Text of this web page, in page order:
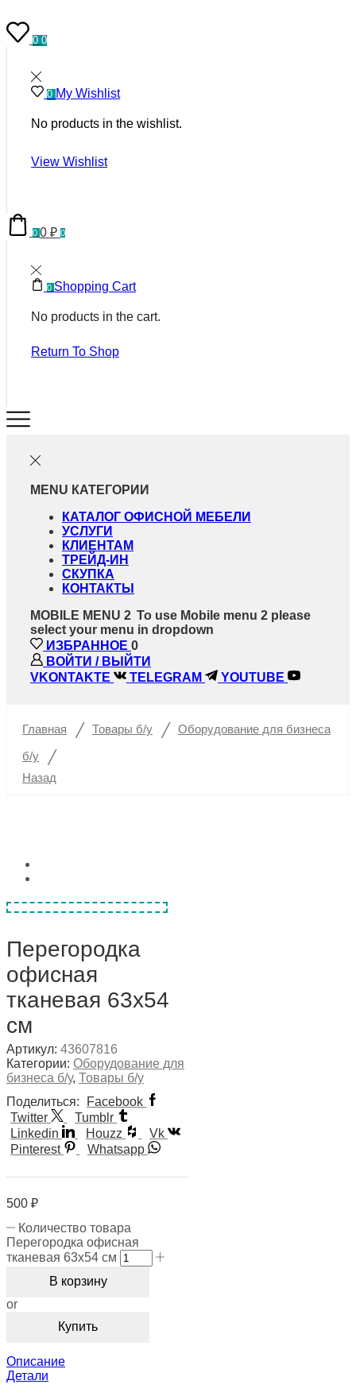
0 0
0 My Wishlist
No products in the wishlist.
View Wishlist
0 0 ₽ 0
0 Shopping Cart
No products in the cart.
Return To Shop
MENU КАТЕГОРИИ
КАТАЛОГ ОФИСНОЙ МЕБЕЛИ
УСЛУГИ
КЛИЕНТАМ
ТРЕЙД-ИН
СКУПКА
КОНТАКТЫ
MOBILE MENU 2 To use Mobile menu 2 please
select your menu in dropdown
ИЗБРАННОЕ 0
ВОЙТИ / ВЫЙТИ
VKONTAKTE
TELEGRAM YOUTUBE
Главная / Товары б/у / Оборудование для бизнеса
б/у
/
Назад
Перегородка
офисная
тканевая 63х54
см
Артикул: 43607816
Категории: Оборудование для
бизнеса б/у, Товары б/у
Поделиться:
Facebook
Twitter
Tumblr
Linkedin
Houzz
Vk
Pinterest
Whatsapp
500 ₽
Количество товара
Перегородка офисная
тканевая 63х54 см
В корзину
or
Купить
Описание
Детали